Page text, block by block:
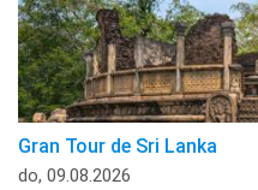
Gran Tour de Sri Lanka
do, 09.08.2026